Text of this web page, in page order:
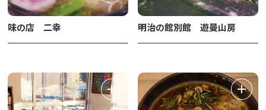
味の店 二幸 明治の館別館 遊曼山房